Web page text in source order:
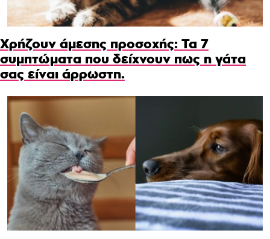
Χρήζουν άμεσης προσοχής: Τα 7
συμπτώματα που δείχνουν πως η γάτα
σας είναι άρρωστη.